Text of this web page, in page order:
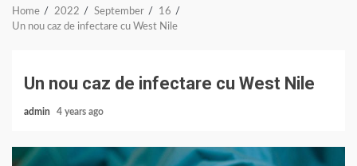
Home 2022 September
16
Un nou caz de infectare cu West Nile
Un nou caz de infectare cu West Nile
admin 4 years ago